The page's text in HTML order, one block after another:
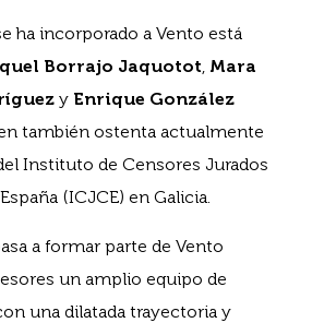
ha incorporado a Vento está
Borrajo Jaquotot, Mara
y Enrique González
también ostenta actualmente
Instituto de Censores Jurados
(ICJCE) en Galicia.
a formar parte de Vento
un amplio equipo de
una dilatada trayectoria y